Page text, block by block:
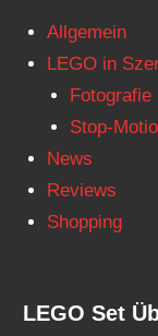
Allgemein
LEGO in
Fotografie
Stop-
News
Reviews
Shopping
LEGO Set